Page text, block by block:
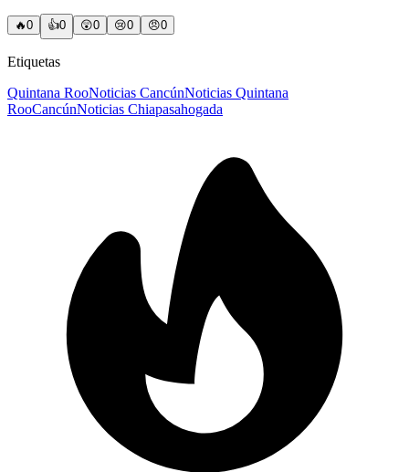
🔥0 👍0 😲0 😢0 😠0
Etiquetas
Quintana RooNoticias CancúnNoticias Quintana
RooCancúnNoticias Chiapasahogada